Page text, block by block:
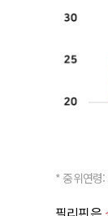
* 중위연령